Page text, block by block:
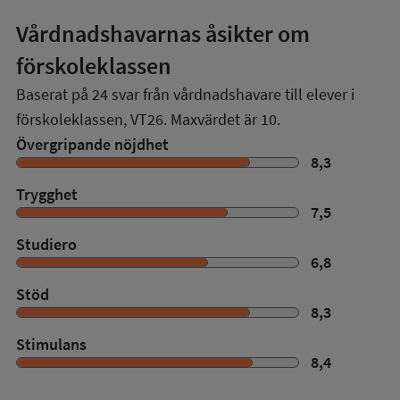
Vårdnadshavarnas åsikter om
förskoleklassen
Baserat på 24 svar från vårdnadshavare till elever i
förskoleklassen,VT26. Maxvärdet är 10.
Övergripande nöjdhet
8,3
Trygghet
7,5
Studiero
6,8
Stöd
8,3
Stimulans
8,4